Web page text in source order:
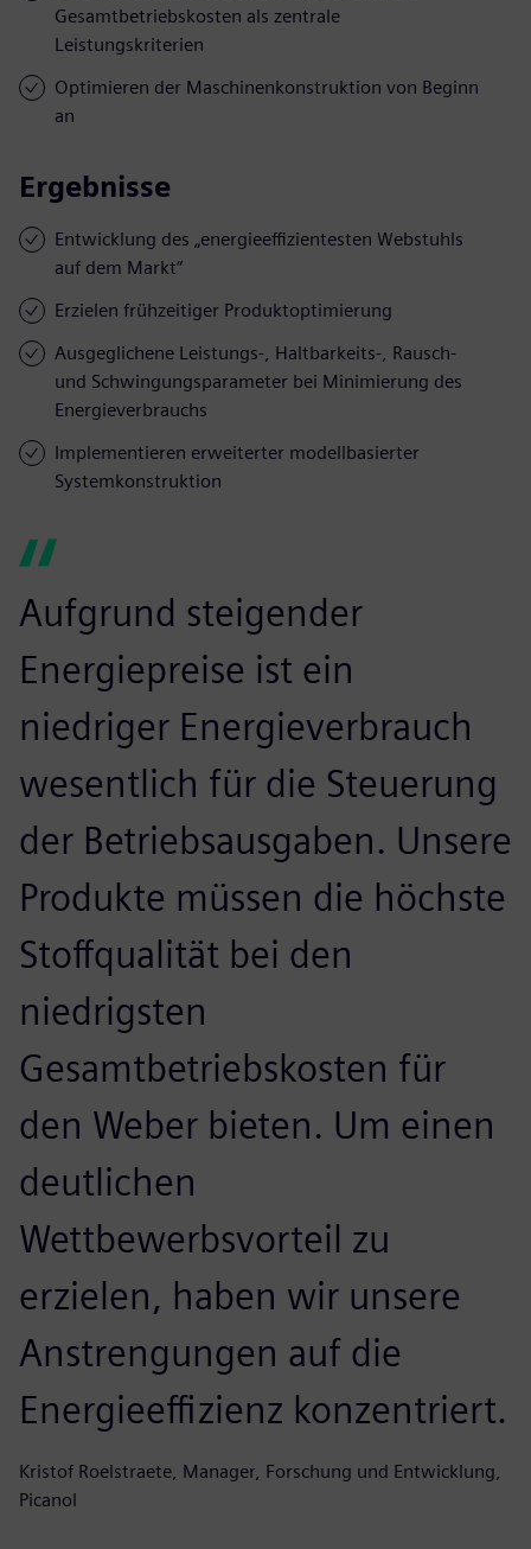
Gesamtbetriebskosten als zentrale
Leistungskriterien
Optimieren der Maschinenkonstruktion von Beginn
an
Ergebnisse
Entwicklung des „energieeffizientesten Webstuhls
auf dem Markt“
Erzielen frühzeitiger Produktoptimierung
Ausgeglichene Leistungs-, Haltbarkeits-, Rausch-
und Schwingungsparameter bei Minimierung des
Energieverbrauchs
Implementieren erweiterter modellbasierter
Systemkonstruktion
Aufgrund steigender
Energiepreise ist ein
niedriger Energieverbrauch
wesentlich für die Steuerung
der Betriebsausgaben. Unsere
Produkte müssen die höchste
Stoffqualität bei den
niedrigsten
Gesamtbetriebskosten für
den Weber bieten. Um einen
deutlichen
Wettbewerbsvorteil zu
erzielen, haben wir unsere
Anstrengungen auf die
Energieeffizienz konzentriert.
Kristof Roelstraete, Manager, Forschung und Entwicklung,
Picanol